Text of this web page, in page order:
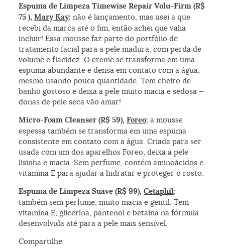
Espuma de Limpeza Timewise Repair Volu-Firm (R$
75 ),Mary Kay: não é lançamento, mas usei a que
recebi da marca até o fim, então achei que valia
incluir! Essa mousse faz parte do portfólio de
tratamento facial para a pele madura, com perda de
volume e flacidez. O creme se transforma em uma
espuma abundante e densa em contato com a água,
mesmo usando pouca quantidade. Tem cheiro de
banho gostoso e deixa a pele muito macia e sedosa —
donas de pele seca vão amar!
Micro-Foam Cleanser (R$ 59),Foreo: a mousse
espessa também se transforma em uma espuma
consistente em contato com a água. Criada para ser
usada com um dos aparelhos Foreo, deixa a pele
lisinha e macia. Sem perfume, contém aminoácidos e
vitamina E para ajudar a hidratar e proteger o rosto.
Espuma de Limpeza Suave (R$ 99),Cetaphil:
também sem perfume, muito macia e gentil. Tem
vitamina E, glicerina, pantenol e betaína na fórmula
desenvolvida até para a pele mais sensível.
Compartilhe